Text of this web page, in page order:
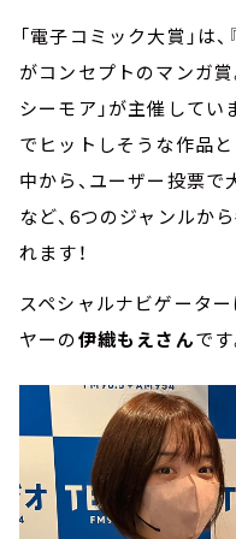
「電子コミック大賞」は
がコンセプトのマンガ
シーモア」が主催して
でヒットしそうな作品
中から、ユーザー投票で
など、6つのジャンルか
れます！
スペシャルナビゲーター
ヤーの伊織もえさんです